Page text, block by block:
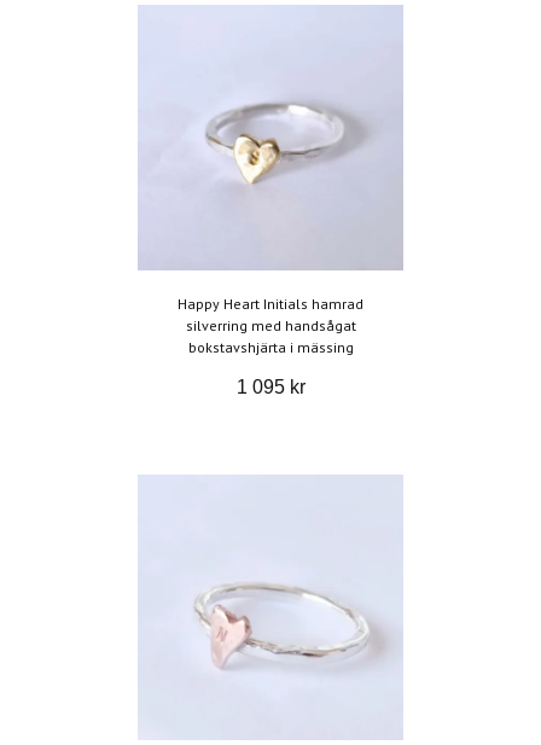
Happy Heart Initials hamrad
silverring med handsågat
bokstavshjärta i mässing
1 095 kr